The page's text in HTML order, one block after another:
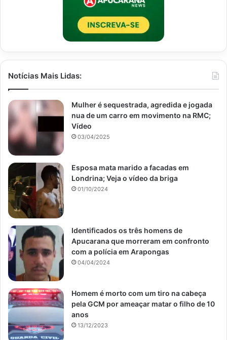
Notícias Mais Lidas:
Mulher é sequestrada, agredida e jogada
nua de um carro em movimento na RMC;
Vídeo
03/04/2025
Esposa mata marido a facadas em
Londrina; Veja o vídeo da briga
01/10/2024
Identificados os três homens de
Apucarana que morreram em confronto
com a polícia em Arapongas
04/04/2024
Homem é morto com um tiro na cabeça
pela GCM por ameaçar matar o filho de 10
anos
13/12/2023